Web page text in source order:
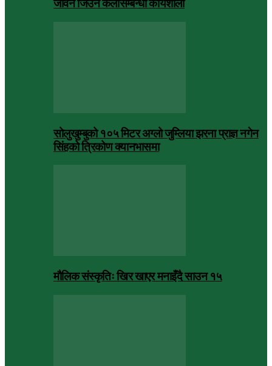
जीवन जिउने कलासम्बन्धी कार्यशाला
सोलुखुम्बुको १०५ मिटर अग्लो जुम्लिया झरना प्राज्ञ नगेन
सिंहको त्रिकोण क्यानभासमा
मौलिक संस्कृतिः खिर खाएर मनाइँदै साउन १५